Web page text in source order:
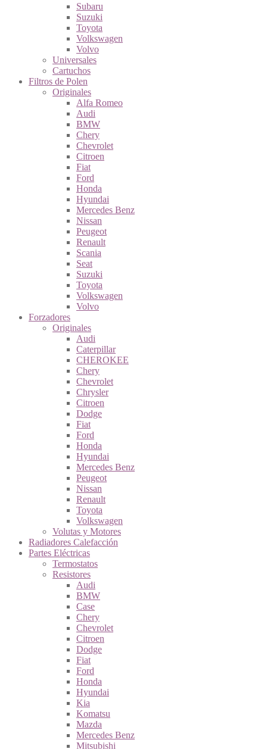
Subaru
Suzuki
Toyota
Volkswagen
Volvo
Universales
Cartuchos
Filtros de Polen
Originales
Alfa Romeo
Audi
BMW
Chery
Chevrolet
Citroen
Fiat
Ford
Honda
Hyundai
Mercedes Benz
Nissan
Peugeot
Renault
Scania
Seat
Suzuki
Toyota
Volkswagen
Volvo
Forzadores
Originales
Audi
Caterpillar
CHEROKEE
Chery
Chevrolet
Chrysler
Citroen
Dodge
Fiat
Ford
Honda
Hyundai
Mercedes Benz
Peugeot
Nissan
Renault
Toyota
Volkswagen
Volutas y Motores
Radiadores Calefacción
Partes Eléctricas
Termostatos
Resistores
Audi
BMW
Case
Chery
Chevrolet
Citroen
Dodge
Fiat
Ford
Honda
Hyundai
Kia
Komatsu
Mazda
Mercedes Benz
Mitsubishi